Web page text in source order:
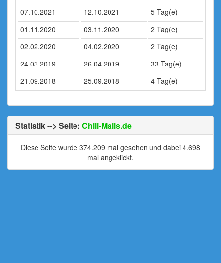
07.10.2021
12.10.2021
5 Tag(e)
01.11.2020
03.11.2020
2 Tag(e)
02.02.2020
04.02.2020
2 Tag(e)
24.03.2019
26.04.2019
33 Tag(e)
21.09.2018
25.09.2018 4 Tag(e)
Statistik --> Seite: Chili-Mails.de
Diese Seite wurde 374.209 mal gesehen und dabei 4.698
mal angeklickt.